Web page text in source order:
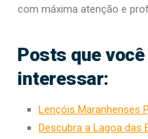
com máxima atenção e
Posts que
interessar:
Lençóis Maranhenses
Descubra a Lagoa das